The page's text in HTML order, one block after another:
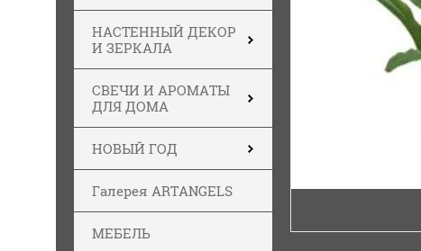
НАСТЕННЫЙ ДЕКОР
И ЗЕРКАЛА
СВЕЧИ И АРОМАТЫ
ДЛЯ ДОМА
НОВЫЙ ГОД
Галерея ARTANGELS
МЕБЕЛЬ